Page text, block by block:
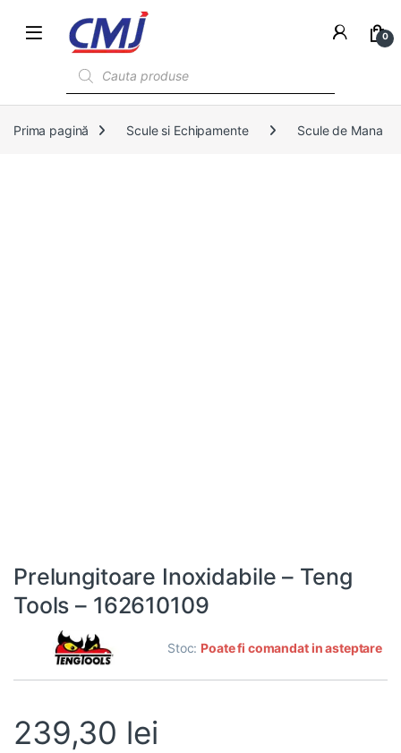
0
Prima pagină Scule si Echipamente Scule de Mana
Prelungitoare Inoxidabile – Teng
Tools – 162610109
Stoc: Poate fi comandat in asteptare
239,30 lei